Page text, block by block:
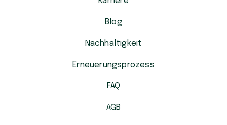
Blog
Nachhaltigkeit
Erneuerungsprozess
FAQ
AGB